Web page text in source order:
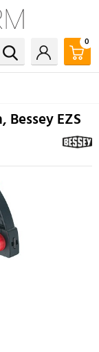
0
EZS